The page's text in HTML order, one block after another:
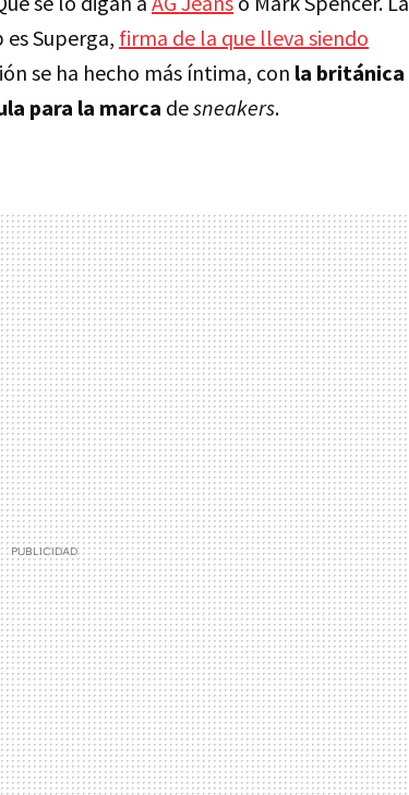
Superga, firma de la que lleva siendo
se ha hecho más íntima, con la británica
para la marca desneakers.